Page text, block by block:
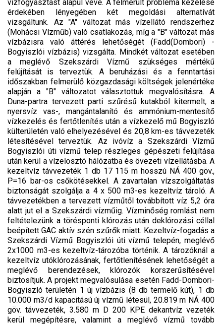
vízfogyasztást alapul véve. A felmerült probléma kezelése
érdekében lényegében két megoldási alternatívát
vizsgáltunk. Az "A" változat más vízellátó rendszerhez
(Mohácsi Vízműb) való csatlakozás, míg a "B" változat más
vízbázisra való áttérés lehetőségét (Fadd(Dombori) -
Bogyiszlói vízbázis) vizsgálta. Mindkét változat esetében
a meglévő Szekszárdi Vízmű szükséges mértékű
felújítását is terveztük. A beruházási és a fenntartási
időszakban felmerülő közgazdasági költségek jelenértéke
alapján a "B" változatot választottuk megvalósításra. A
Duna-partra tervezett parti szűrésű kutakból kitermelt, a
nyersvíz vas-, mangántalanító és ammónium-mentesítő
vízkezelés és fertőtlenítés után a vízkezelő mű Bogyiszló
külterületén való elhelyezésével és 20,8 km-es távvezeték
létesítésével terveztük. Az ivóvíz a Szekszárdi Vízmű
Bogyiszlói úti vízmű telep részleges gépészeti felújítása
után kerül a vízelosztó hálózatba és övezeti vízellátásba. A
kezeltvíz távvezeték 1 db 17 115 m hosszú NÁ 400 göv.,
P=16 bar-os csőkötésekkel. A zavartalan vízszolgáltatás
biztonságát szolgálja a 4 x 500 m3-es kezeltvíz tároló. A
távvezetékben a tervezett vízműtől továbbított víz 5,2 óra
alatt jut el a Szekszárdi vízműig. Vízminőség romlást nem
feltételezünk a törésponti klórozás után deklórozási céllal
beépített GAC aktív szén szűrők miatt. Kezeltvíz-fogadás a
Szekszárdi Vízmű Bogyiszlói úti vízmű telepén, meglévő
2x1000 m3-es kezeltvíz-tározóba történik. A tározóknál a
kezeltvíz utóklórozásának, fertőtlenítésének lehetőségét a
meglévő berendezések, klórozók korszerűsítésével
biztosítjuk. A projekt megvalósulása esetén Fadd-Dombori-
Bogyiszló területén 1 új vízbázis (8 db termelő kút), 1 db
10.000 m3/d kapacitású új vízmű létesül, 20.819 m NÁ 400
göv. távvezeték, 3.580 m D 200 KPE dekantvíz vezeték
kerül megépítésre, valamint a meglévő vízmű tovább